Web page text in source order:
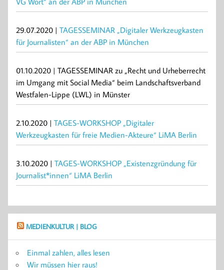
29.07.2020 | TAGESSEMINAR „Digitaler Werkzeugkasten
für Journalisten“ an der ABP in München
01.10.2020 | TAGESSEMINAR zu „Recht und Urheberrecht
im Umgang mit Social Media“ beim Landschaftsverband
Westfalen-Lippe (LWL) in Münster
2.10.2020 | TAGES-WORKSHOP „Digitaler
Werkzeugkasten für freie Medien-Akteure“ LiMA Berlin
3.10.2020 | TAGES-WORKSHOP „Existenzgründung für
Journalist*innen“ LiMA Berlin
MEDIENKULTUR | BLOG
Einmal zahlen, alles lesen
Wir müssen hier raus!